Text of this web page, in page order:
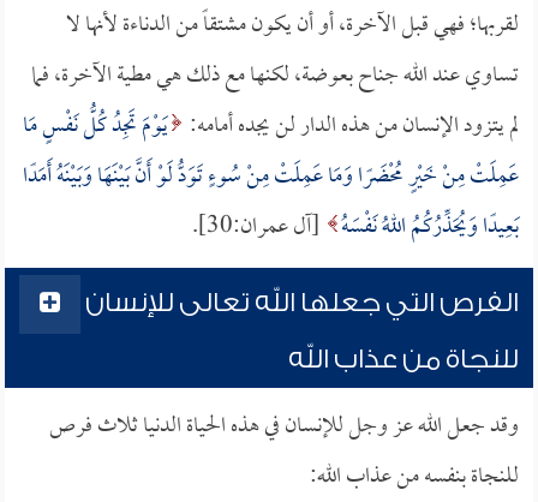
لقربها؛ فهي قبل الآخرة، أو أن يكون مشتقاً من الدناءة لأنها لا
تساوي عند الله جناح بعوضة، لكنها مع ذلك هي مطية الآخرة، فما
لم يتزود الإنسان من هذه الدار لن يجده أمامه: يَوْمَ تَجِدُ كُلُّ نَفْسٍ مَا
عَمِلَتْ مِنْ خَيْرٍ مُحْضَرًا وَمَا عَمِلَتْ مِنْ سُوءٍ تَوَدُّ لَوْ أَنَّ بَيْنَهَا وَبَيْنَهُ أَمَدًا
بَعِيدًا وَيُحَذِّرُكُمُ اللهُ نَفْسَهُ [آل عمران:30].
الفرص التي جعلها الله تعالى للإنسان
للنجاة من عذاب الله
وقد جعل الله عز وجل للإنسان في هذه الحياة الدنيا ثلاث فرص
للنجاة بنفسه من عذاب الله: